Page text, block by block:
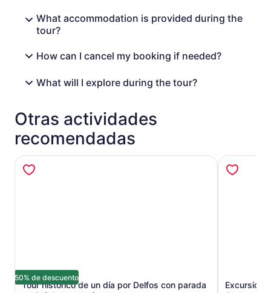
What accommodation is provided during the
tour?
How can I cancel my booking if needed?
What will I explore during the tour?
Otras actividades
recomendadas
50% de descuento
Tour histórico de un día por Delfos con parada
Excursión